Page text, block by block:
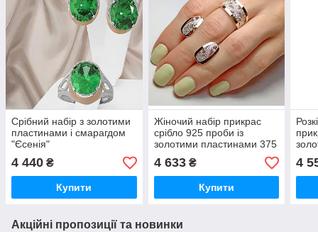
Срібний набір з золотими
пластинами і смарагдом
"Єсенія"
4 440 ₴
Купити
Жіночий набір прикрас
срібло 925 проби із
золотими пластинами 375
проби, ювелірний срібний
набір
4 633₴
Купити
4
Акційні пропозиції та новинки